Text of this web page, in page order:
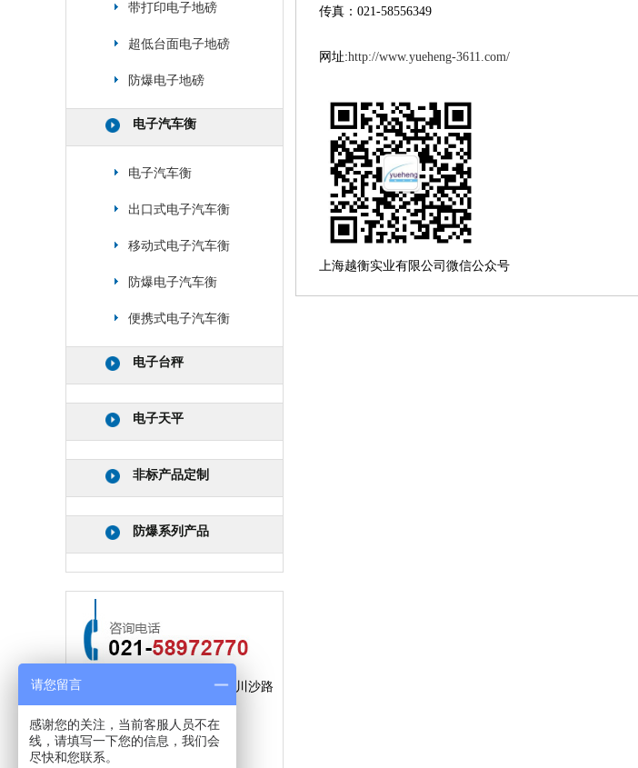
带打印电子地磅
超低台面电子地磅
防爆电子地磅
电子汽车衡
电子汽车衡
出口式电子汽车衡
移动式电子汽车衡
防爆电子汽车衡
便携式电子汽车衡
电子台秤
电子天平
非标产品定制
防爆系列产品
公司地址：上海市浦东新区川沙路
手机：15300791241
传真：021-58556349
网址:http://www.yueheng-3611.com/
上海越衡实业有限公司微信公众号
请您留言
感谢您的关注，当前客服人员不在
线，请填写一下您的信息，我们会
尽快和您联系。